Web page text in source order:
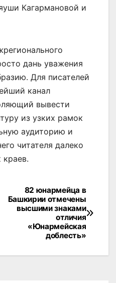
Кагармановой и
дань уважения
Для писателей
канал
вывести
из узких рамок
аудиторию и
читателя далеко
82 юнармейца в
Башкирии отмечены
высшими знаками
отличия
«Юнармейская
доблесть»